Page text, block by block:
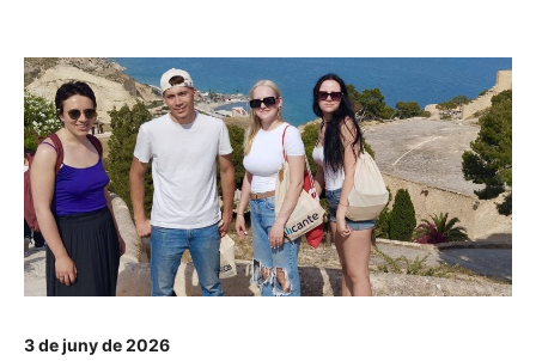
3 de juny de 2026